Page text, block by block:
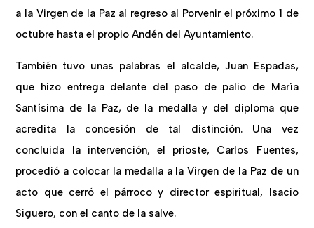
a la Virgen de la Paz al regreso al Porvenir el próximo 1 de
octubre hasta el propio Andén del Ayuntamiento.
También tuvo unas palabras el alcalde, Juan Espadas,
que hizo entrega delante del paso de palio de María
Santísima de la Paz, de la medalla y del diploma que
acredita la concesión de tal distinción. Una vez
concluida la intervención, el prioste, Carlos Fuentes,
procedió a colocar la medalla a la Virgen de la Paz de un
acto que cerró el párroco y director espiritual, Isacio
Siguero, con el canto de la salve.